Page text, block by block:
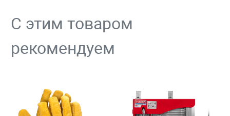
С этим товаром
рекомендуем